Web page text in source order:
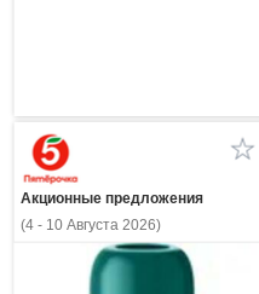
Акционные предложения
(4 - 10 Августа 2026)